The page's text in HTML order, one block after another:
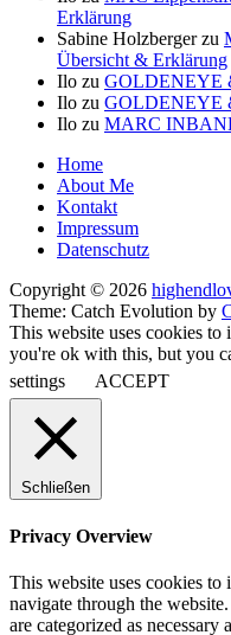
Erklärung
Sabine Holzbergerzu
Übersicht & Erklärung
Ilo zu GOLDENEYE
Ilo zu GOLDENEYE
Ilo zu MARC
Seitenfuß-
Menü
Home
About Me
Kontakt
Impressum
Datenschutz
Copyright © 2026
Theme: Catch Evolution by
This website uses cookies to
you're ok with this, but you
settings
ACCEPT
Schließen
Privacy Overview
This website uses cookies
navigate through the
are categorized as